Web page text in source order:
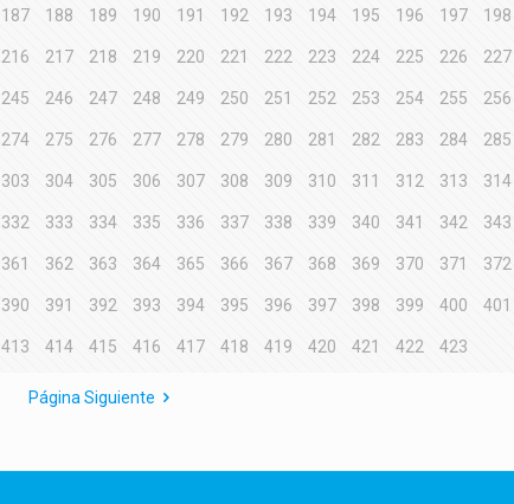
187 188 189 190 191 192 193 194 195 196 197 198
216 217 218 219 220 221 222 223 224 225 226 227
245 246 247 248 249 250 251 252 253 254 255 256
274 275 276 277 278 279 280 281 282 283 284 285
303 304 305 306 307 308 309 310 311 312 313 314
332 333 334 335 336 337 338 339 340 341 342 343
361 362 363 364 365 366 367 368 369 370 371 372
390 391 392 393 394 395 396 397 398 399 400 401
413 414 415 416 417 418 419 420 421 422 423
Página Siguiente